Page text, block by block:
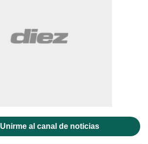
Unirme al canal de noticias